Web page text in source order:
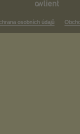
osobních údajů